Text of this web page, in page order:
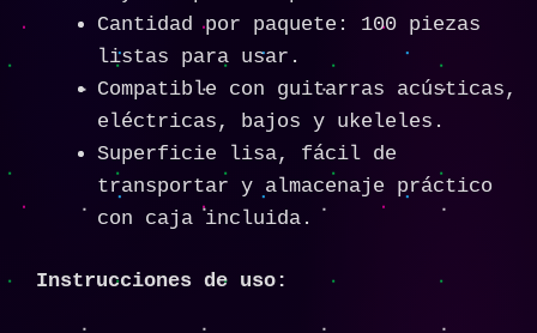
Cantidad por paquete: 100 piezas
listas para usar.
Compatible con guitarras acústicas,
eléctricas, bajos y ukeleles.
Superficie lisa, fácil de
transportar y almacenaje práctico
con caja incluida.
Instrucciones de uso: